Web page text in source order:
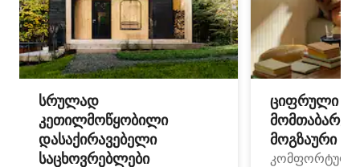
სრულად
კეთილმოწყობილი
დასაქირავებელი
საცხოვრებლები
ციფრული
მოგზაური
კომფორტული